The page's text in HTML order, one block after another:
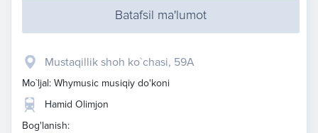
Batafsil ma'lumot
Mustaqillik shoh ko`chasi, 59A
Mo`ljal: Whymusic musiqiy do'koni
Hamid Olimjon
Bog'lanish: